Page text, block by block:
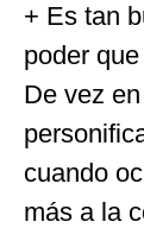
+ Es tan
poder
De vez
cuando
más a la